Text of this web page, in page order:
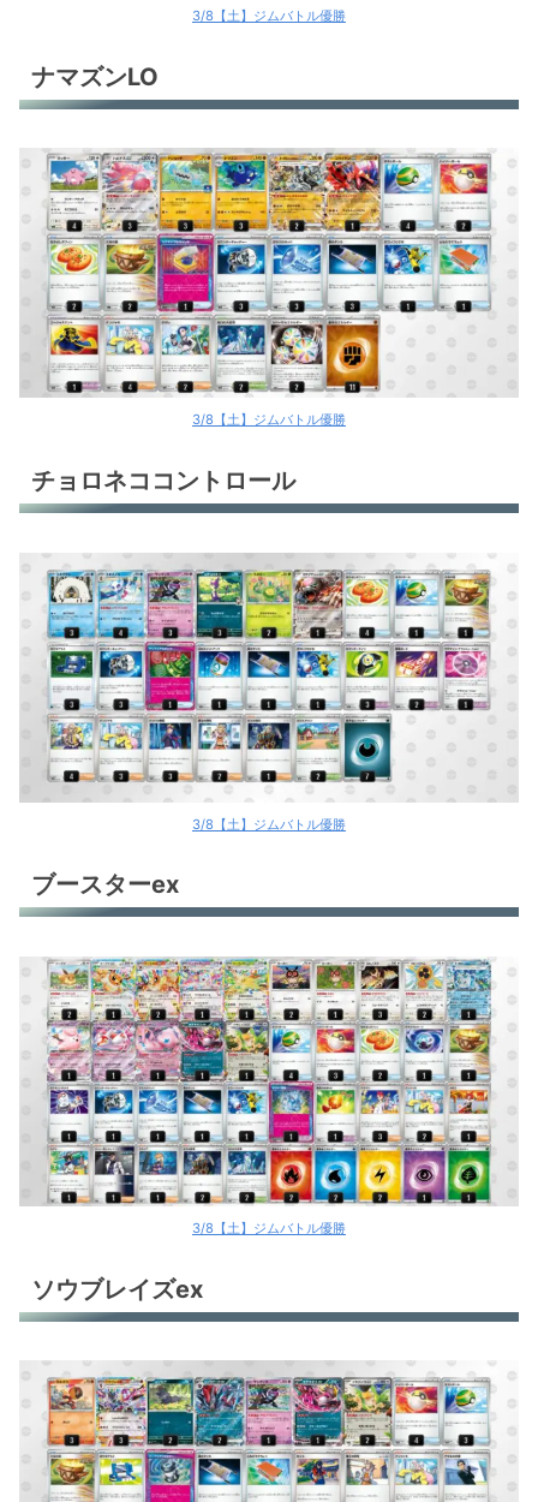
3/8【土】ジムバトル優勝
ナマズンLO
3/8【土】ジムバトル優勝
チョロネココントロール
3/8【土】ジムバトル優勝
ブースターex
3/8【土】ジムバトル優勝
ソウブレイズex